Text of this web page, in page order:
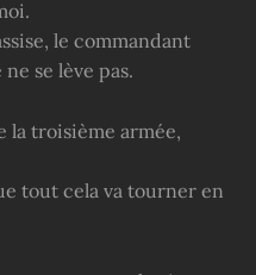
le commandant
se lève pas.
la troisième armée,
tout cela va tourner en